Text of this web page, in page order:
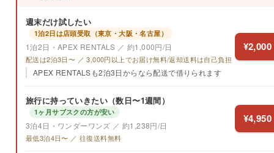
週末だけ試したい
1泊2日は店頭受取（東京・大阪・名古屋）
1泊2日・APEX RENTALS ／ 約1,000円/日
配送は2泊3日〜 ／ 3,000円以上でお届け無料/返却送料は自己負担
APEX RENTALSも2泊3日からなら配送で借りられます
¥2,000
旅行に持っていきたい（数日〜1週間）
1ヶ月サブスクの方が安い
3泊4日・ワンダーワンズ ／ 約1,238円/日
最低3泊4日〜 ／ 往復送料無料
¥4,950